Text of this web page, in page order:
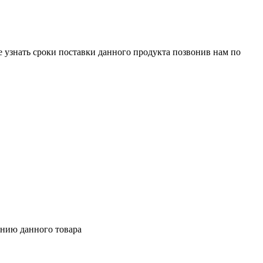
сроки поставки данного продукта позвонив нам по
данного товара